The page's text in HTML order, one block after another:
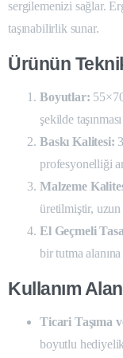
sergilemenizi sağlar.
taşınabilirlik sunar.
Ürünün
Boyutlar:
şekilde
Baskı Kalitesi:
profesyonelliği
Malzeme
üretilmiştir, uzun
El Geçmeli
bir tutma
Kullanım
Ticari Taşıma
boyutlu